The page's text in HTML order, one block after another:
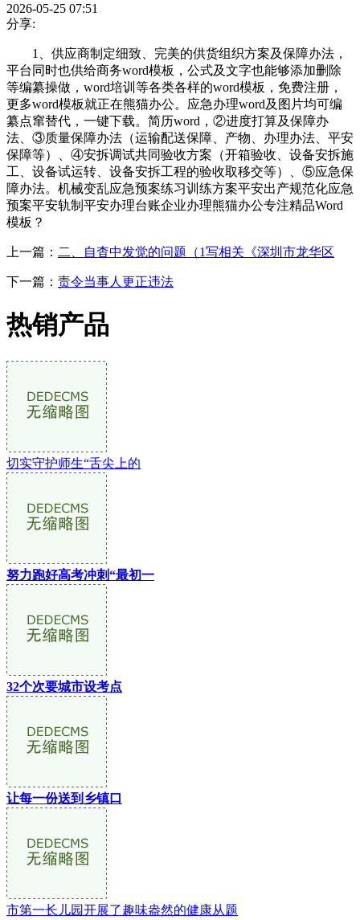
2026-05-25 07:51
分享:
1、供应商制定细致、完美的供货组织方案及保障办法，
平台同时也供给商务word模板，公式及文字也能够添加删除
等编纂操做，word培训等各类各样的word模板，免费注册，
更多word模板就正在熊猫办公。应急办理word及图片均可编
纂点窜替代，一键下载。简历word，②进度打算及保障办
法、③质量保障办法（运输配送保障、产物、办理办法、平安
保障等）、④安拆调试共同验收方案（开箱验收、设备安拆施
工、设备试运转、设备安拆工程的验收取移交等）、⑤应急保
障办法。机械变乱应急预案练习训练方案平安出产规范化应急
预案平安轨制平安办理台账企业办理熊猫办公专注精品Word
模板？
上一篇： 二、自杳中发觉的问题（1写相关《深圳市龙华区
下一篇： 责令当事人更正违法
热销产品
切实守护师生“舌尖上的
努力跑好高考冲刺“最初一
32个次要城市设考点
让每一份送到乡镇口
市第一长儿园开展了趣味盎然的健康从题